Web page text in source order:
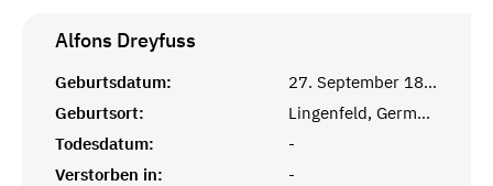
Alfons Dreyfuss
Geburtsdatum:
27. September 1894
Geburtsort:
Lingenfeld, Germersheim
Todesdatum:
-
Verstorben in:
-